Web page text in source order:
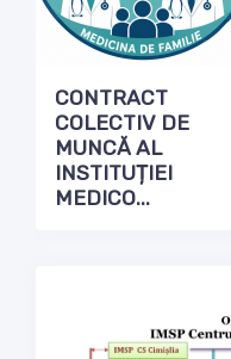
CONTRACT
COLECTIV DE
MUNCĂ AL
INSTITUȚIEI
MEDICO...